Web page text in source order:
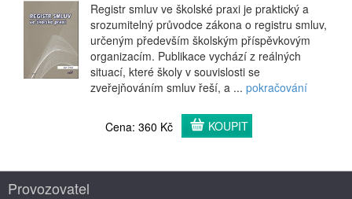
Registr smluv ve školské praxi je praktický a
srozumitelný průvodce zákona o registru smluv,
určeným především školským příspěvkovým
organizacím. Publikace vychází z reálných
situací, které školy v souvislosti se
zveřejňováním smluv řeší, a ... pokračování
Cena: 360 Kč KOUPIT
Provozovatel